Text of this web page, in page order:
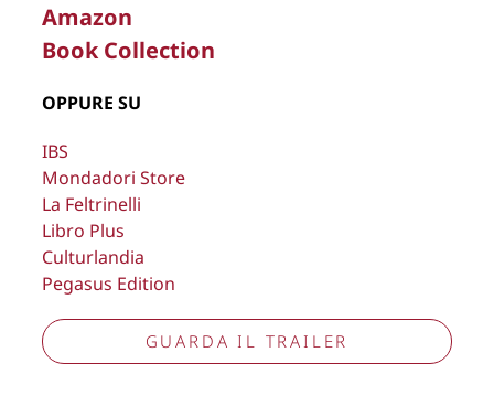
Copyright © 2026Lisa Bernardini
Aggiorna preferenze tracciamento
Amazon
Book Collection
OPPURE SU
IBS
Mondadori Store
La Feltrinelli
Libro Plus
Culturlandia
Pegasus Edition
GUARDA IL TRAILER